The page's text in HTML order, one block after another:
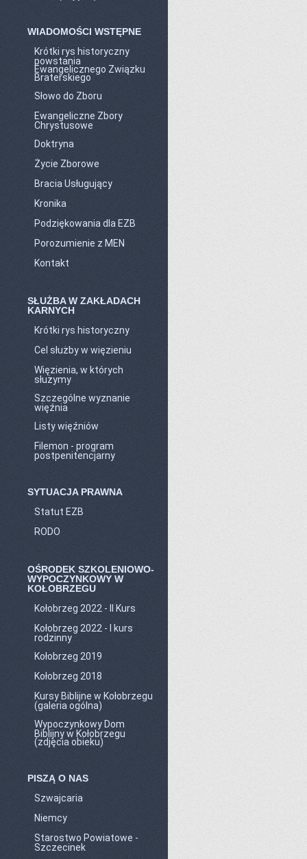
WIADOMOŚCI WSTĘPNE
Krótki rys historyczny
powstania
Ewangelicznego Związku
Braterskiego
Słowo do Zboru
Ewangeliczne Zbory
Chrystusowe
Doktryna
Życie Zborowe
Bracia Usługujący
Kronika
Podziękowania dla EZB
Porozumienie z MEN
Kontakt
SŁUŻBA W ZAKŁADACH
KARNYCH
Krótki rys historyczny
Cel służby w więzieniu
Więzienia, w których
służymy
Szczególne wyznanie
więźnia
Listy więźniów
Filemon - program
postpenitencjarny
SYTUACJA PRAWNA
Statut EZB
RODO
OŚRODEK SZKOLENIOWO-
WYPOCZYNKOWY W
KOŁOBRZEGU
Kołobrzeg 2022 - II Kurs
Kołobrzeg 2022 - I kurs
rodzinny
Kołobrzeg 2019
Kołobrzeg 2018
Kursy Biblijne w Kołobrzegu
(galeria ogólna)
Wypoczynkowy Dom
Biblijny w Kołobrzegu
(zdjęcia obieku)
PISZĄ O NAS
Szwajcaria
Niemcy
Starostwo Powiatowe -
Szczecinek